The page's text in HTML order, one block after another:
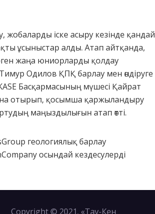
іске асыру кезінде қандай
ұсыныстар алды. Атап айтқанда,
жаңа юниорларды қолдау
Одилов ҚПҚ барлау мен өндіруге
Басқармасының мүшесі Қайрат
отырып, қосымша қаржыландыру
маңыздылығын атап өтті.
геологиялық барлау
осындай кездесулерді
Copyright © 2021. «Тау-Кен